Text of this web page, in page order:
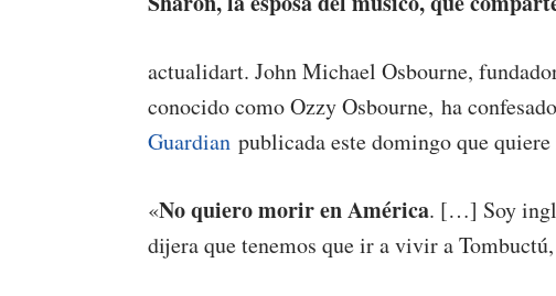
actualidart. John Michael Osbourne,
conocido como Ozzy Osbourne, ha
Guardian publicada este domingo que
«No quiero morir en América. […] Soy
dijera que tenemos que ir a vivir a